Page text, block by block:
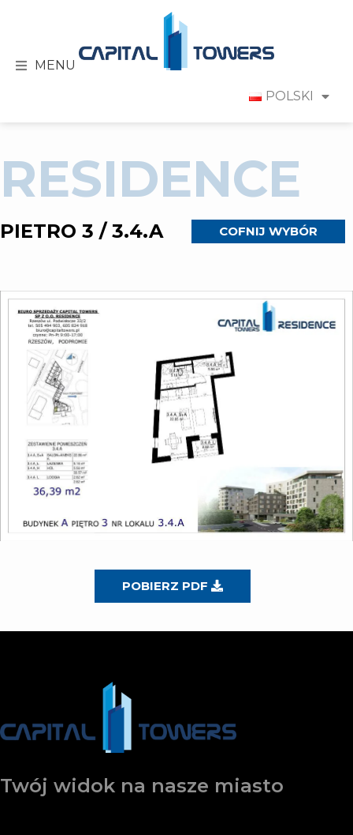
MENU
POLSKI
RESIDENCE
PIETRO 3 / 3.4.A COFNIJ WYBÓR
POBIERZ PDF
Twój widok na nasze miasto